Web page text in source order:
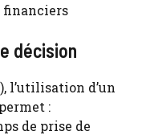
financiers
décision
l’utilisation d’un
permet :
de prise de